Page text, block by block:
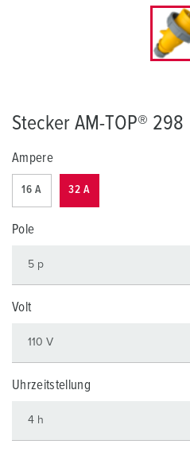
Stecker AM-TOP® 298
Ampere
16 A 32 A
Pole
Volt
Uhrzeitstellung